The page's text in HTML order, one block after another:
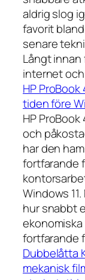
aldrig slog
favorit
senare
Långt
internet
HP
tiden före
HP
och
har den
fortfarande
Windows
hur snabbt
fortfarande
Dubbelåtta
mekanisk